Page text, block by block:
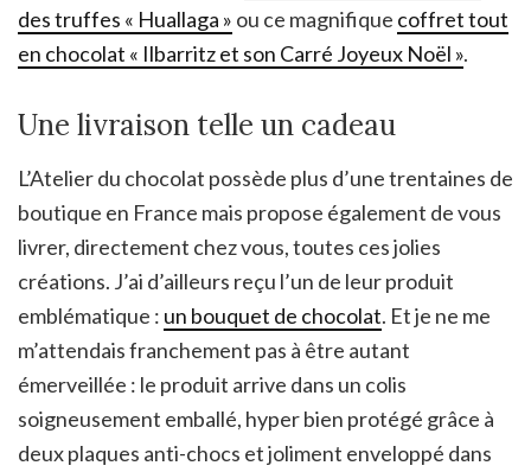
des truffes « Huallaga » ou ce magnifique coffret tout
en chocolat « Ilbarritz et son Carré Joyeux Noël ».
Une livraison telle un cadeau
L’Atelier du chocolat possède plus d’une trentaines de
boutique en France mais propose également de vous
livrer, directement chez vous, toutes ces jolies
créations. J’ai d’ailleurs reçu l’un de leur produit
emblématique : un bouquet de chocolat. Et je ne me
m’attendais franchement pas à être autant
émerveillée : le produit arrive dans un colis
soigneusement emballé, hyper bien protégé grâce à
deux plaques anti-chocs et joliment enveloppé dans